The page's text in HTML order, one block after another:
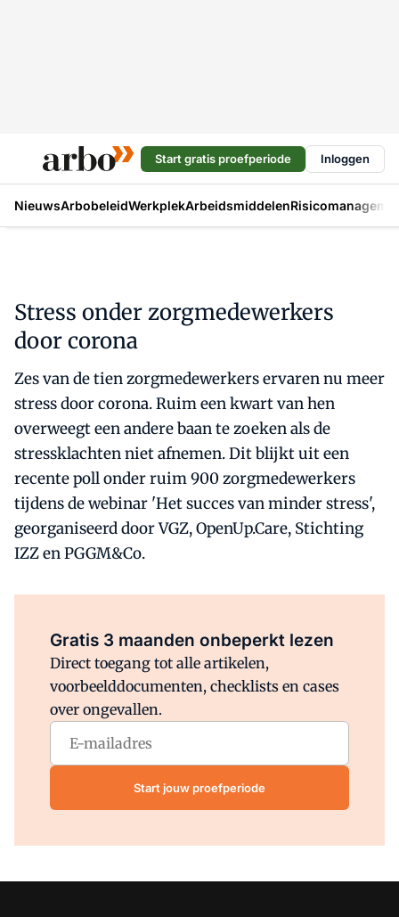
Start gratis proefperiode Inloggen
NieuwsArbobeleidWerkplekArbeidsmiddelen
Stress onder zorgmedewerkers
door corona
Zes van de tien zorgmedewerkers ervaren nu meer
stress door corona. Ruim een kwart van hen
overweegt een andere baan te zoeken als de
stressklachten niet afnemen. Dit blijkt uit een
recente poll onder ruim 900 zorgmedewerkers
tijdens de webinar 'Het succes van minder stress',
georganiseerd door VGZ, OpenUp.Care, Stichting
IZZ en PGGM&Co.
Gratis 3 maanden onbeperkt lezen
Direct toegang tot alle artikelen,
voorbeelddocumenten, checklists en cases
over ongevallen.
Start jouw proefperiode